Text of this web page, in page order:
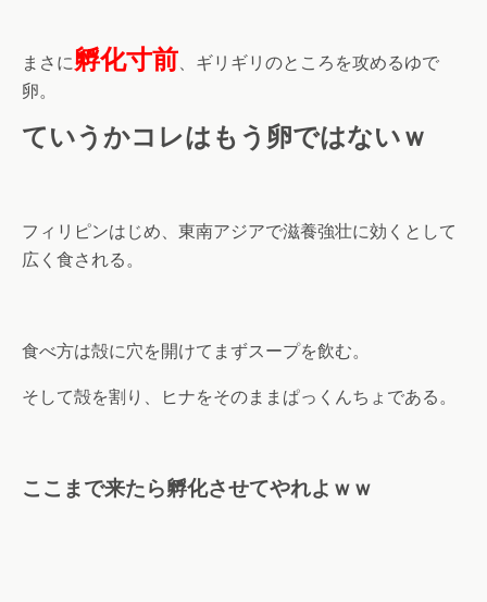
まさに孵化寸前 、ギリギリのところを攻めるゆで
卵。
ていうかコレはもう卵ではないｗ
フィリピンはじめ、東南アジアで滋養強壮に効くとして
広く食される。
食べ方は殻に穴を開けてまずスープを飲む。
そして殻を割り、ヒナをそのままぱっくんちょである。
ここまで来たら孵化させてやれよｗｗ